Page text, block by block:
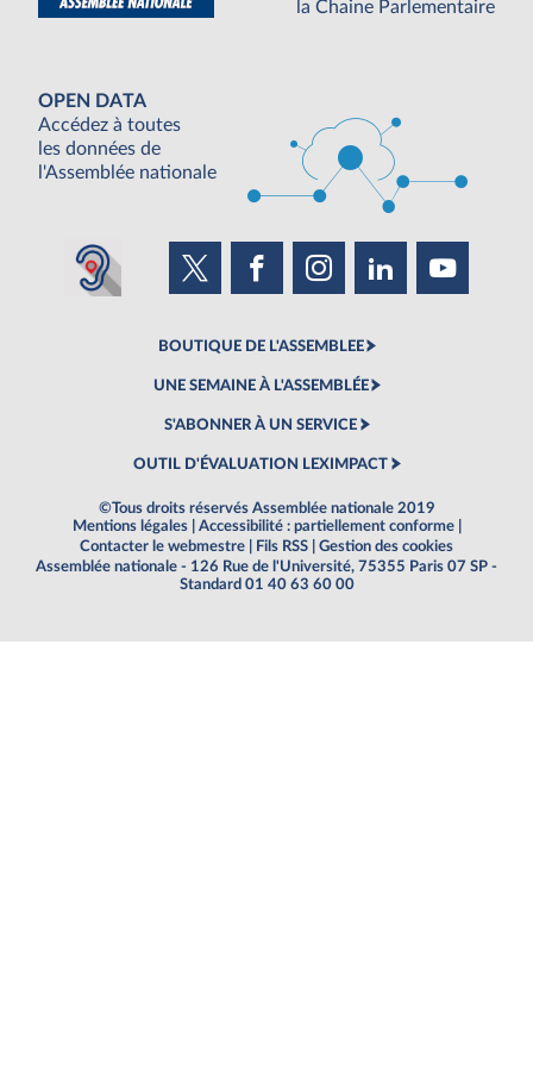
la Chaine Parlementaire
OPEN DATA
Accédez à toutes
les données de
l'Assemblée nationale
BOUTIQUE DE L'ASSEMBLEE
UNE SEMAINE À L'ASSEMBLÉE
S'ABONNER À UN SERVICE
OUTIL D'ÉVALUATION LEXIMPACT
©Tous droits réservés Assemblée nationale 2019
Mentions légales
Accessibilité : partiellement conforme
Contacter le webmestre
Fils RSS
Gestion des cookies
Assemblée nationale - 126 Rue de l'Université, 75355 Paris 07 SP -
Standard 01 40 63 60 00